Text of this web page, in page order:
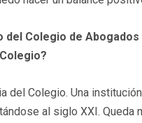
Colegio de
del Colegio. Una
al siglo XXI. Queda